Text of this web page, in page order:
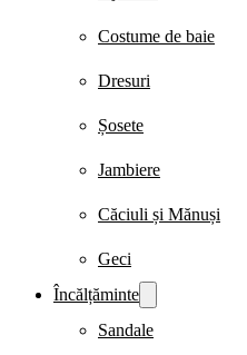
Costume de baie
Dresuri
Șosete
Jambiere
Căciuli și Mănuși
Geci
Încălțăminte
Sandale